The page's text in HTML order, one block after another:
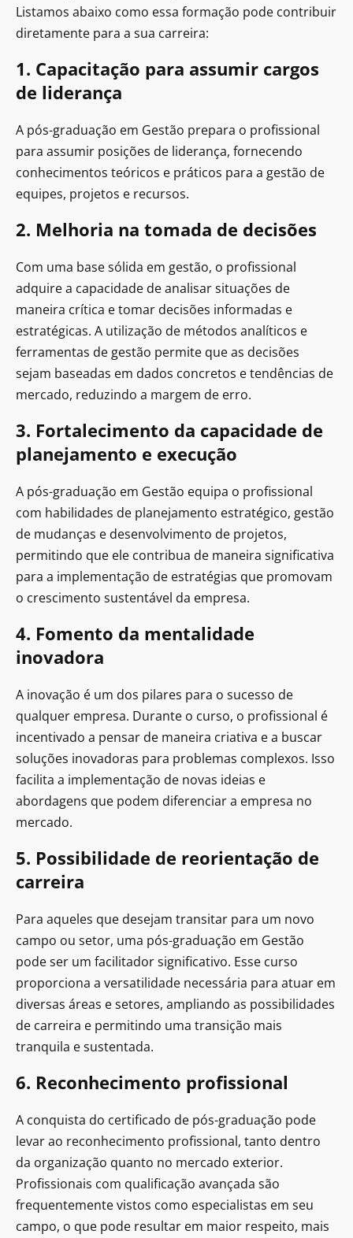
Listamos abaixo como essa formação pode contribuir
diretamente para a sua carreira:
1. Capacitação para assumir cargos
de liderança
A pós-graduação em Gestão prepara o profissional
para assumir posições de liderança, fornecendo
conhecimentos teóricos e práticos para a gestão de
equipes, projetos e recursos.
2. Melhoria na tomada de decisões
Com uma base sólida em gestão, o profissional
adquire a capacidade de analisar situações de
maneira crítica e tomar decisões informadas e
estratégicas. A utilização de métodos analíticos e
ferramentas de gestão permite que as decisões
sejam baseadas em dados concretos e tendências de
mercado, reduzindo a margem de erro.
3. Fortalecimento da capacidade de
planejamento e execução
A pós-graduação em Gestão equipa o profissional
com habilidades de planejamento estratégico, gestão
de mudanças e desenvolvimento de projetos,
permitindo que ele contribua de maneira significativa
para a implementação de estratégias que promovam
o crescimento sustentável da empresa.
4. Fomento da mentalidade
inovadora
A inovação é um dos pilares para o sucesso de
qualquer empresa. Durante o curso, o profissional é
incentivado a pensar de maneira criativa e a buscar
soluções inovadoras para problemas complexos. Isso
facilita a implementação de novas ideias e
abordagens que podem diferenciar a empresa no
mercado.
5. Possibilidade de reorientação de
carreira
Para aqueles que desejam transitar para um novo
campo ou setor, uma pós-graduação em Gestão
pode ser um facilitador significativo. Esse curso
proporciona a versatilidade necessária para atuar em
diversas áreas e setores, ampliando as possibilidades
de carreira e permitindo uma transição mais
tranquila e sustentada.
6. Reconhecimento profissional
A conquista do certificado de pós-graduação pode
levar ao reconhecimento profissional, tanto dentro
da organização quanto no mercado exterior.
Profissionais com qualificação avançada são
frequentemente vistos como especialistas em seu
campo, o que pode resultar em maior respeito, mais